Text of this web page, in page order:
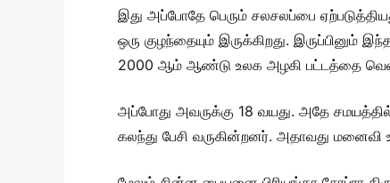
இது அப்போதே பெரும் சலசலப்பை
ஒரு குழந்தையும் இருக்கிறது. இருப்பினும்
2000 ஆம் ஆண்டு உலக அழகி பட்டத்தை
அப்போது அவருக்கு 18 வயது. அதே
கலந்து பேசி வருகின்றனர். அதாவது